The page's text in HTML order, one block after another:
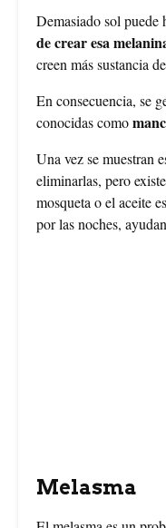
Demasiado sol puede
de crear esa
creen más sustancia
En consecuencia, se
conocidas como
Una vez se muestran
eliminarlas, pero
mosqueta o el aceite
por las noches,
Melasma